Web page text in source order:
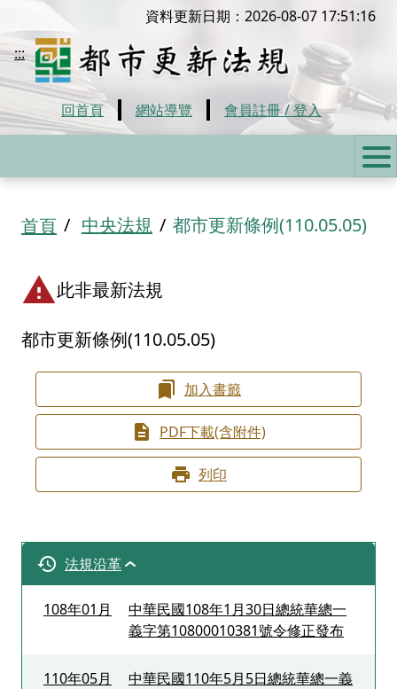
移到主要內容
:::
都市更新法規
資料更新日期：2026-08-07 17:51:16
回首頁 網站導覽 會員註冊 / 登入
首頁 中央法規 都市更新條例(110.05.05)
此非最新法規
都市更新條例(110.05.05)
加入書籤
PDF下載(含附件)
列印
法規沿革
108年01月
中華民國108年1月30日總統華總一
義字第10800010381號令修正發布
110年05月
中華民國110年5月5日總統華總一義